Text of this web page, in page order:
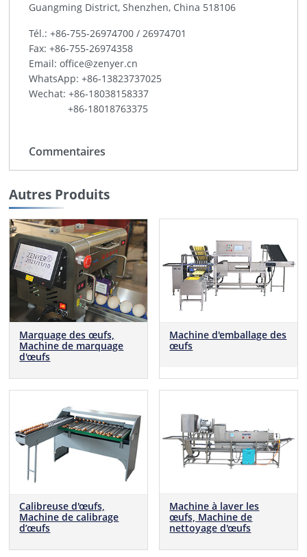
Guangming District, Shenzhen, China 518106
Tél.:+86-755-26974700 /26974701
Fax: +86-755-26974358
Email:office@zenyer.cn
WhatsApp:+86-13823737025
Wechat: +86-18038158337
+86-18018763375
Commentaires
Autres Produits
Marquage des œufs,
Machine de marquage
d'œufs
Machine d'emballage des
œufs
Calibreuse d'œufs,
Machine de calibrage
d’œufs
Machine à laver les
œufs, Machine de
nettoyage d'œufs